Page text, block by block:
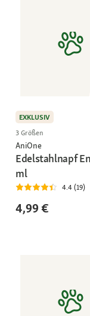
EXKLUSIV
3 Größen
AniOne
Edelstahlnapf
ml
4.4 (19)
4,99 €